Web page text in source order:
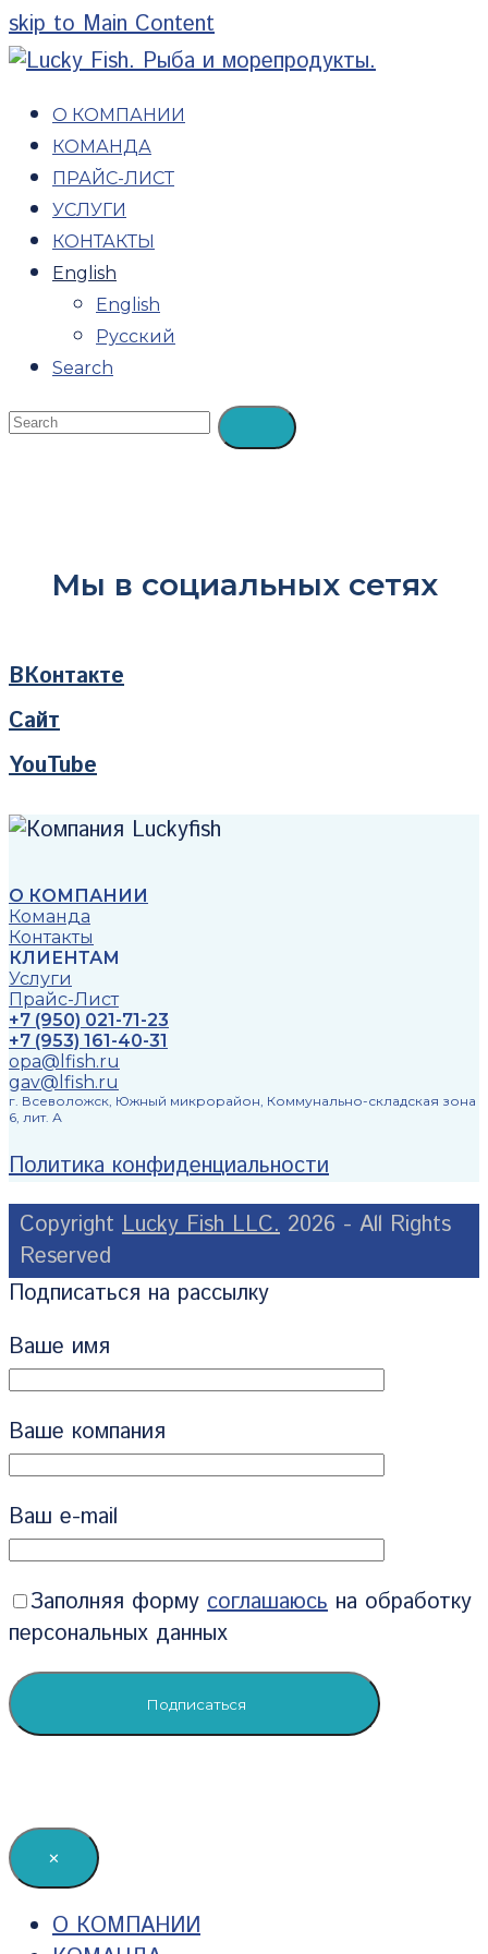
skip to Main Content
О КОМПАНИИ
КОМАНДА
ПРАЙС-ЛИСТ
УСЛУГИ
КОНТАКТЫ
English
English
Русский
Search
Open
Search Submit
Мы в социальных сетях
ВКонтакте
Сайт
YouTube
О КОМПАНИИ
Команда
Контакты
КЛИЕНТАМ
Услуги
Прайс-Лист
+7 (950) 021-71-23
+7 (953) 161-40-31
opa@lfish.ru
gav@lfish.ru
г. Всеволожск, Южный микрорайон, Коммунально-складская зона
6, лит. А
Политика конфиденциальности
Copyright Lucky Fish LLC. 2026 - All Rights
Reserved
Подписаться на рассылку
Ваше имя
Ваше компания
Ваш e-mail
Заполняя форму соглашаюсь на обработку
персональных данных
✕
О КОМПАНИИ